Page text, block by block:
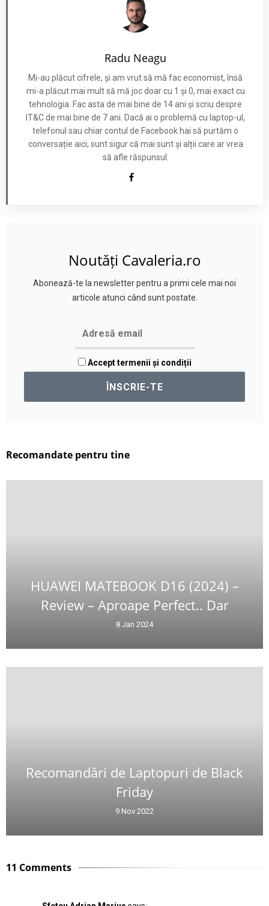
Radu Neagu
Mi-au plăcut cifrele, și am vrut să mă fac economist, însă
mi-a plăcut mai mult să mă joc doar cu 1 și 0, mai exact cu
tehnologia. Fac asta de mai bine de 14 ani și scriu despre
IT&C de mai bine de 7 ani. Dacă ai o problemă cu laptop-ul,
telefonul sau chiar contul de Facebook hai să purtăm o
conversație aici, sunt sigur că mai sunt și alții care ar vrea
să afle răspunsul.
Noutăți Cavaleria.ro
Abonează-te la newsletter pentru a primi cele mai noi
articole atunci când sunt postate.
Accept termenii și condiții
Recomandate pentru tine
HUAWEI MATEBOOK D16 (2024) –
Review – Aproape Perfect.. Dar
8 Jan 2024
Recomandări de Laptopuri de Black
Friday
9 Nov 2022
11 Comments